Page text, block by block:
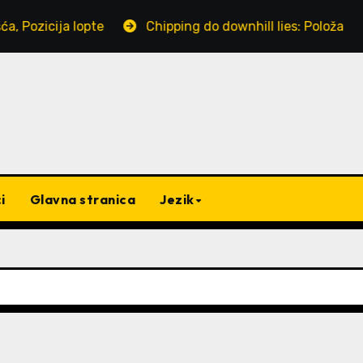
lopte Chipping do downhill lies: Položaj
Glavna stranica Jezik